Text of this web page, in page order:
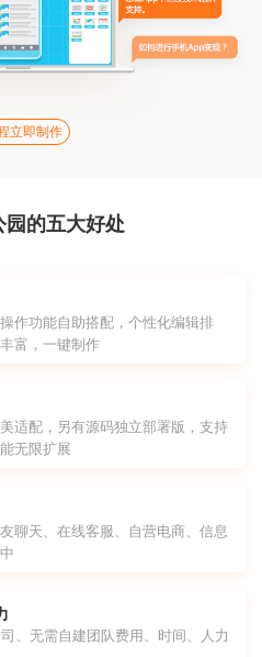
立即制作
园的五大好处
作功能自助搭配，个性化编辑排
富，一键制作
适配，另有源码独立部署版，支持
无限扩展
聊天、在线客服、自营电商、信息
、无需自建团队费用、时间、人力